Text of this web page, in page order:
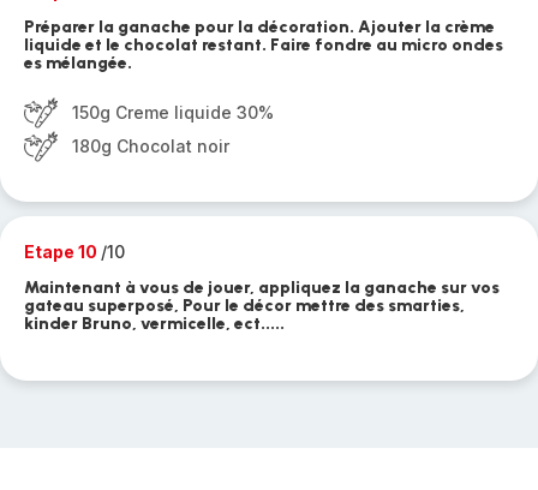
Préparer la ganache pour la décoration. Ajouter la crème
liquide et le chocolat restant. Faire fondre au micro ondes
es mélangée.
150g Creme liquide 30%
180g Chocolat noir
Etape 10 /10
Maintenant à vous de jouer, appliquez la ganache sur vos
gateau superposé, Pour le décor mettre des smarties,
kinder Bruno, vermicelle, ect.....